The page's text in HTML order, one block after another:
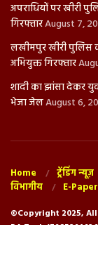
अपराधियों पर खीरी
गिरफ्तारAugust 7,
लखीमपुर खीरी पुलिस
अभियुक्त गिरफ्तार
शादी का झांसा देकर
भेजा जेलAugust 6,
Home ट्रेंडिंग न्यूज़
विभागीय
E-
©Copyright 2025,
RA.Tech